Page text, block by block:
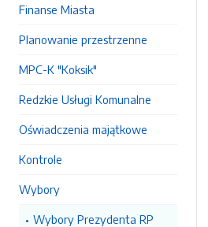
Finanse Miasta
Planowanie przestrzenne
MPC-K "Koksik"
Redzkie Usługi Komunalne
Oświadczenia majątkowe
Kontrole
Wybory
Wybory Prezydenta RP